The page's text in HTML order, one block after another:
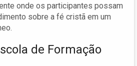
onde os participantes possam
sobre a fé cristã em um
de Formação